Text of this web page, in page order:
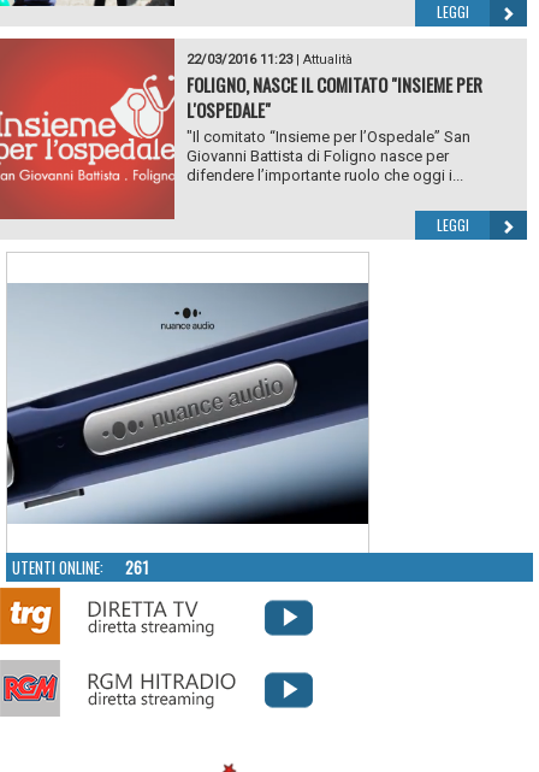
LEGGI
22/03/2016 11:23| Attualità
FOLIGNO, NASCE IL COMITATO "INSIEME PER
L'OSPEDALE"
"Il comitato “Insieme per l’Ospedale” San
Giovanni Battista di Foligno nasce per
difendere l’importante ruolo che oggi i...
LEGGI
UTENTI ONLINE: 261